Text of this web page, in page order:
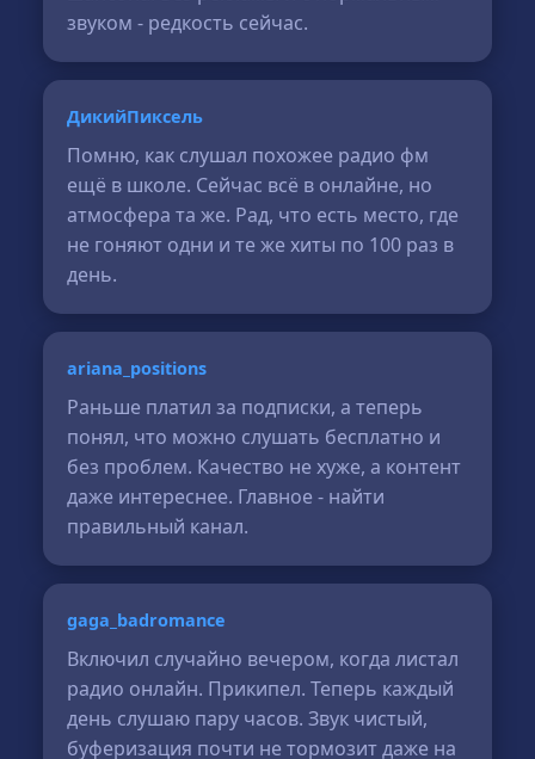
звуком - редкость сейчас.
ДикийПиксель
Помню, как слушал похожее радио фм
ещё в школе. Сейчас всё в онлайне, но
атмосфера та же. Рад, что есть место, где
не гоняют одни и те же хиты по 100 раз в
день.
ariana_positions
Раньше платил за подписки, а теперь
понял, что можно слушать бесплатно и
без проблем. Качество не хуже, а контент
даже интереснее. Главное - найти
правильный канал.
gaga_badromance
Включил случайно вечером, когда листал
радио онлайн. Прикипел. Теперь каждый
день слушаю пару часов. Звук чистый,
буферизация почти не тормозит даже на